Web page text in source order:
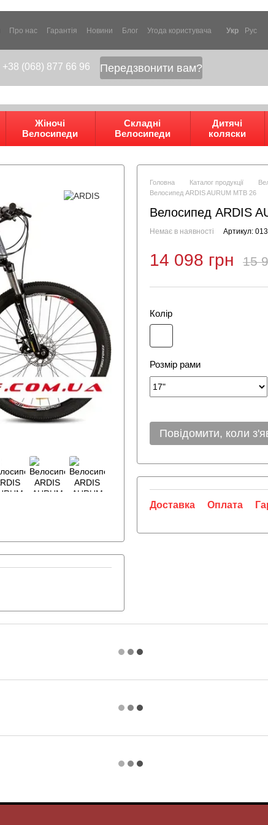
Про нас Гарантія Новини Блог Угода користувача Укр
Рус
+38 (068) 877 66 96 Передзвонити вам?
Жіночі
Велосипеди
Складні
Велосипеди
Дитячі
коляски
Головна Каталог продукції
Велосипед ARDIS AURUM MTB 26
Велосипед ARDIS
Немає в наявності Артикул:
14 098 грн 15
Колір
Розмір рами
Повідомити, коли
Доставка Оплата